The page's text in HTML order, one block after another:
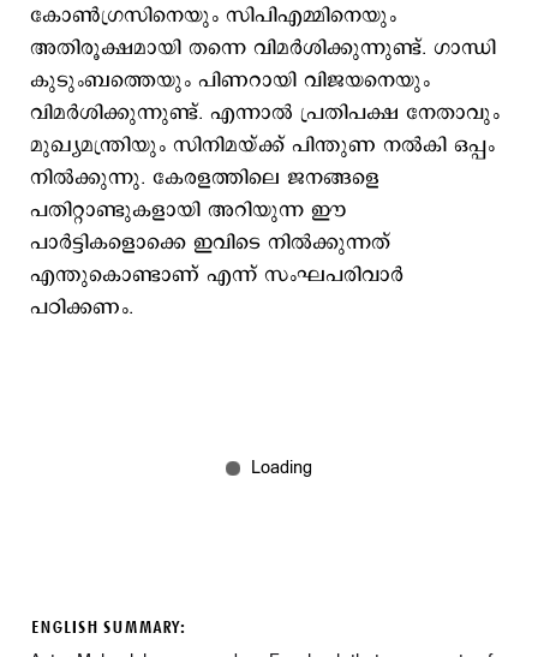
കോൺഗ്രസിനെയും സിപിഎമ്മിനെയും
അതിരൂക്ഷമായി തന്നെ വിമർശിക്കുന്നുണ്ട്. ഗാന്ധി
കുടുംബത്തെയും പിണറായി വിജയനെയും
വിമർശിക്കുന്നുണ്ട്. എന്നാൽ പ്രതിപക്ഷ നേതാവും
മുഖ്യമന്ത്രിയും സിനിമയ്ക്ക് പിന്തുണ നൽകി ഒപ്പം
നിൽക്കുന്നു. കേരളത്തിലെ ജനങ്ങളെ
പതിറ്റാണ്ടുകളായി അറിയുന്ന ഈ
പാർട്ടികളൊക്കെ ഇവിടെ നിൽക്കുന്നത്
എന്തുകൊണ്ടാണ് എന്ന് സംഘപരിവാർ
പഠിക്കണം.
ENGLISH SUMMARY: